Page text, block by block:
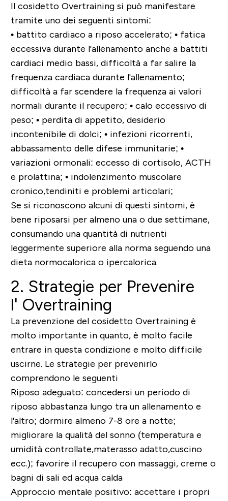
Il cosidetto Overtraining si può manifestare
tramite uno dei seguenti sintomi:
• battito cardiaco a riposo accelerato; • fatica
eccessiva durante l'allenamento anche a battiti
cardiaci medio bassi, difficoltà a far salire la
frequenza cardiaca durante l'allenamento;
difficoltà a far scendere la frequenza ai valori
normali durante il recupero; • calo eccessivo di
peso; • perdita di appetito, desiderio
incontenibile di dolci; • infezioni ricorrenti,
abbassamento delle difese immunitarie; •
variazioni ormonali: eccesso di cortisolo, ACTH
e prolattina; • indolenzimento muscolare
cronico,tendiniti e problemi articolari;
Se si riconoscono alcuni di questi sintomi, è
bene riposarsi per almeno una o due settimane,
consumando una quantità di nutrienti
leggermente superiore alla norma seguendo una
dieta normocalorica o ipercalorica.
2. Strategie per Prevenire
l' Overtraining
La prevenzione del cosidetto Overtraining è
molto importante in quanto, è molto facile
entrare in questa condizione e molto difficile
uscirne. Le strategie per prevenirlo
comprendono le seguenti
Riposo adeguato: concedersi un periodo di
riposo abbastanza lungo tra un allenamento e
l'altro; dormire almeno 7-8 ore a notte;
migliorare la qualità del sonno (temperatura e
umidità controllate,materasso adatto,cuscino
ecc.); favorire il recupero con massaggi, creme o
bagni di sali ed acqua calda
Approccio mentale positivo: accettare i propri